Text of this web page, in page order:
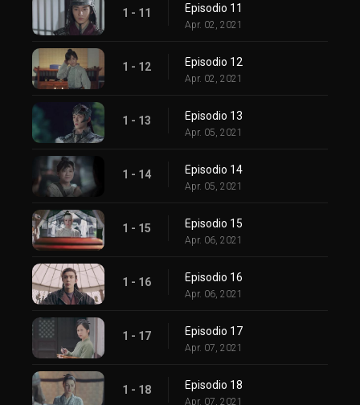
1 - 11 Episodio 11
Apr. 02, 2021
1 - 12 Episodio 12
Apr. 02, 2021
1 - 13 Episodio 13
Apr. 05, 2021
1 - 14 Episodio 14
Apr. 05, 2021
1 - 15 Episodio 15
Apr. 06, 2021
1 - 16 Episodio 16
Apr. 06, 2021
1 - 17 Episodio 17
Apr. 07, 2021
1 - 18 Episodio 18
Apr. 07, 2021